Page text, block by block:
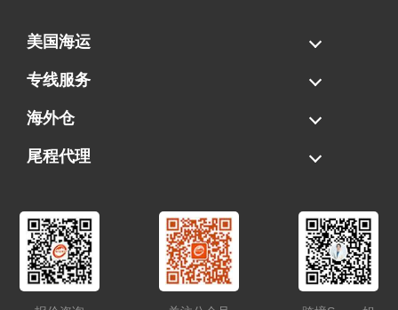
美国海运
海运拼柜
海运整柜
美国海卡
加拿大海运
专线服务
FBA专线直送
超大件专线
AWD专线
电池专线
海外仓
一件代发
FBA中转
贴标换标
拆柜/存储
尾程代理